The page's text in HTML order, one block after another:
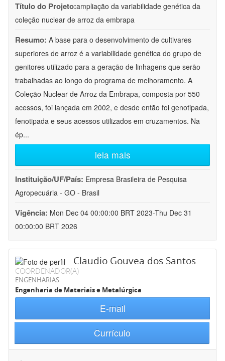
Título do Projeto:ampliação da variabilidade genética da
coleção nuclear de arroz da embrapa
Resumo: A base para o desenvolvimento de cultivares
superiores de arroz é a variabilidade genética do grupo de
genitores utilizado para a geração de linhagens que serão
trabalhadas ao longo do programa de melhoramento. A
Coleção Nuclear de Arroz da Embrapa, composta por 550
acessos, foi lançada em 2002, e desde então foi genotipada,
fenotipada e seus acessos utilizados em cruzamentos. Na
ép...
leia mais
Instituição/UF/País: Empresa Brasileira de Pesquisa
Agropecuária - GO - Brasil
Vigência: Mon Dec 04 00:00:00 BRT 2023-Thu Dec 31
00:00:00 BRT 2026
Claudio Gouvea dos Santos
COORDENADOR(A)
ENGENHARIAS
Engenharia de Materiais e Metalúrgica
E-mail
Currículo